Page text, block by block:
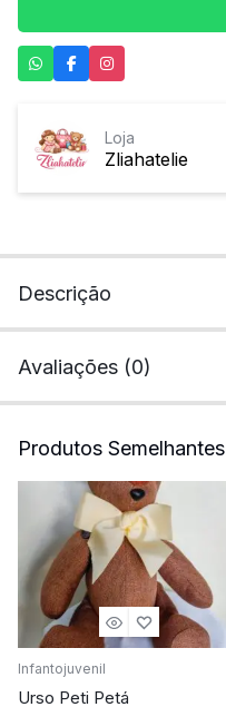
Zliahatelie
Loja
Descrição
Avaliações (0)
Produtos Semelhantes
Infantojuvenil
Urso Peti Petá